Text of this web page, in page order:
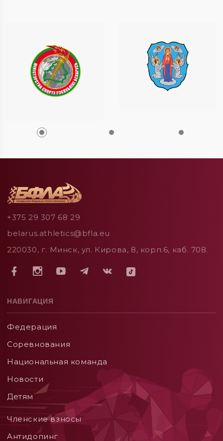
+375 29 307 68 29
belarus.athletics@bfla.eu
220030, г. Минск, ул. Кирова, 8, корп.6, каб. 708.
НАВИГАЦИЯ
Федерация
Соревнования
Национальная команда
Новости
Детям
Членские взносы
Aнтидопинг